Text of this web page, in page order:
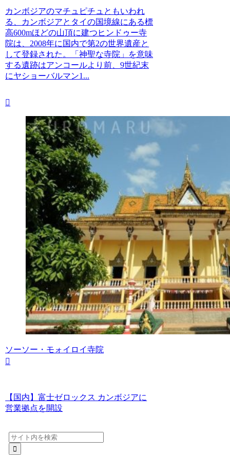
カンボジアのマチュピチュともいわれ
る、カンボジアとタイの国境線にある標
高600mほどの山頂に建つヒンドゥー寺
院は、2008年に国内で第2の世界遺産と
して登録された。「神聖な寺院」を意味
する遺跡はアンコールより前、9世紀末
にヤショーバルマン1...
ソーソー・モォイロイ寺院
【国内】富士ゼロックス カンボジアに
営業拠点を開設